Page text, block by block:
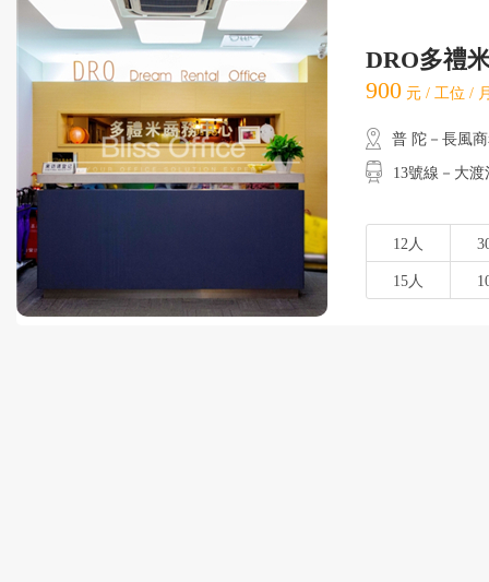
DRO多禮
900 元 / 工位 /
普 陀－長風
13號線－大渡
12人
15人